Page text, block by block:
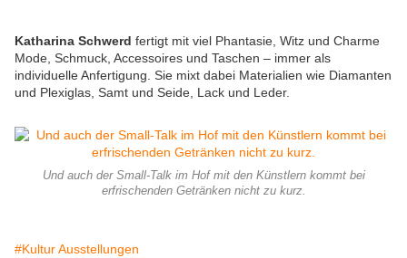
Katharina Schwerd fertigt mit viel Phantasie, Witz und Charme
Mode, Schmuck, Accessoires und Taschen – immer als
individuelle Anfertigung. Sie mixt dabei Materialien wie Diamanten
und Plexiglas, Samt und Seide, Lack und Leder.
Und auch der Small-Talk im Hof mit den Künstlern kommt bei
erfrischenden Getränken nicht zu kurz.
#Kultur Ausstellungen